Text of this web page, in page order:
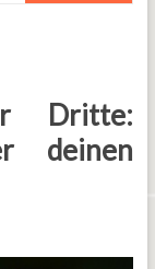
Dritte:
deinen